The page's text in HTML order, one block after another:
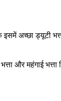
अच्छा ड्यूटी
और महंगाई